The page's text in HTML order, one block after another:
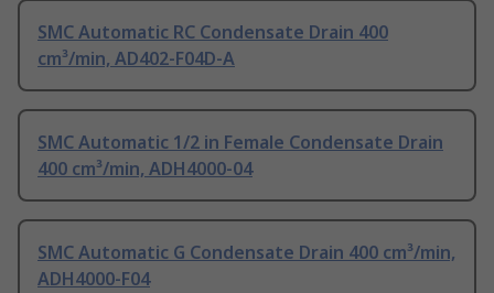
SMC Automatic RC Condensate Drain 400
cm³/min, AD402-F04D-A
SMC Automatic 1/2 in Female Condensate Drain
400 cm³/min, ADH4000-04
SMC Automatic G Condensate Drain 400 cm³/min,
ADH4000-F04